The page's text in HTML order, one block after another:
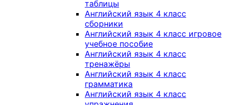
таблицы
Английский язык 4 класс
сборники
Английский язык 4 класс игровое
учебное пособие
Английский язык 4 класс
тренажёры
Английский язык 4 класс
грамматика
Английский язык 4 класс